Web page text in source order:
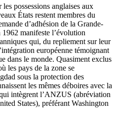
possessions anglaises aux
États restent membres du
d’adhésion de la Grande-
manifeste l’évolution
qui, du repliement sur leur
européenne témoignant
dans le monde. Quasiment exclus
les pays de la zone se
sous la protection des
les mêmes déboires avec la
intègrent l’ANZUS (abréviation
States), préférant Washington